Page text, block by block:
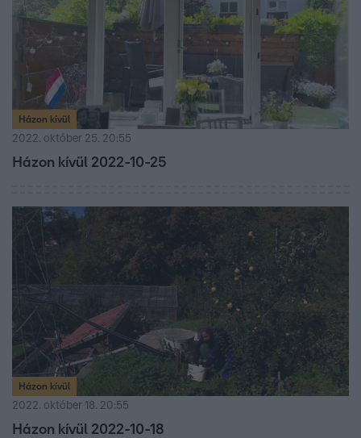
Házon kívül
2022. október 25. 20:55
Házon kívül 2022-10-25
Házon kívül
2022. október 18. 20:55
Házon kívül 2022-10-18